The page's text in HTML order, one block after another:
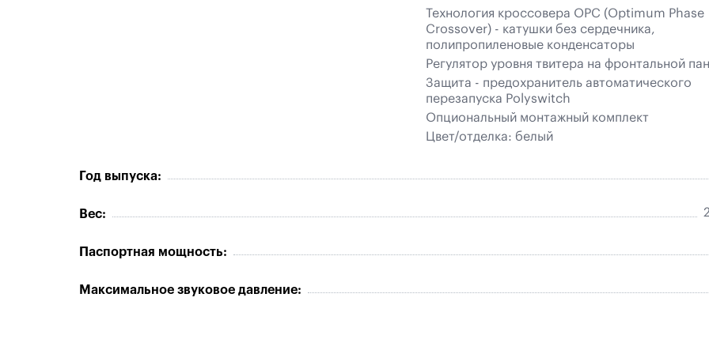
Технология кроссовера OPC (Optimum Phase
Crossover) - катушки без сердечника,
полипропиленовые конденсаторы
Регулятор уровня твитера на фронтальной
Защита - предохранитель автоматического
перезапуска Polyswitch
Опциональный монтажный комплект
Цвет/отделка: белый
Год выпуска:
Вес:
Паспортная мощность:
Максимальное звуковое давление: